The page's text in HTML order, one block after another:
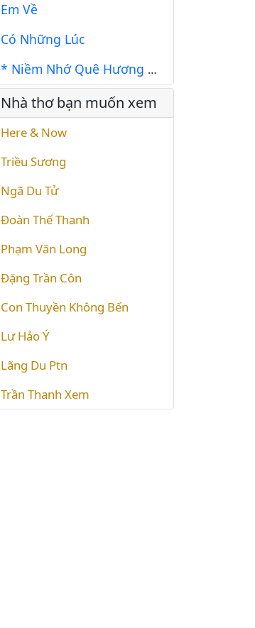
Em Về
Có Những Lúc
* Niềm Nhớ Quê Hương * Về Đi Anh *
Nhà thơ bạn muốn xem
Here & Now
Triều Sương
Ngã Du Tử
Đoàn Thế Thanh
Phạm Văn Long
Đặng Trần Côn
Con Thuyền Không Bến
Lư Hảo Ý
Lãng Du Ptn
Trần Thanh Xem